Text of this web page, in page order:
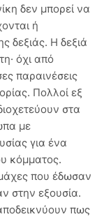
δεν μπορεί να
ή
δεξιάς. Η δεξιά
όχι από
παραινέσεις
Πολλοί εξ
στα
με
για ένα
κόμματος.
μάχες που έδωσαν
στην εξουσία.
πως